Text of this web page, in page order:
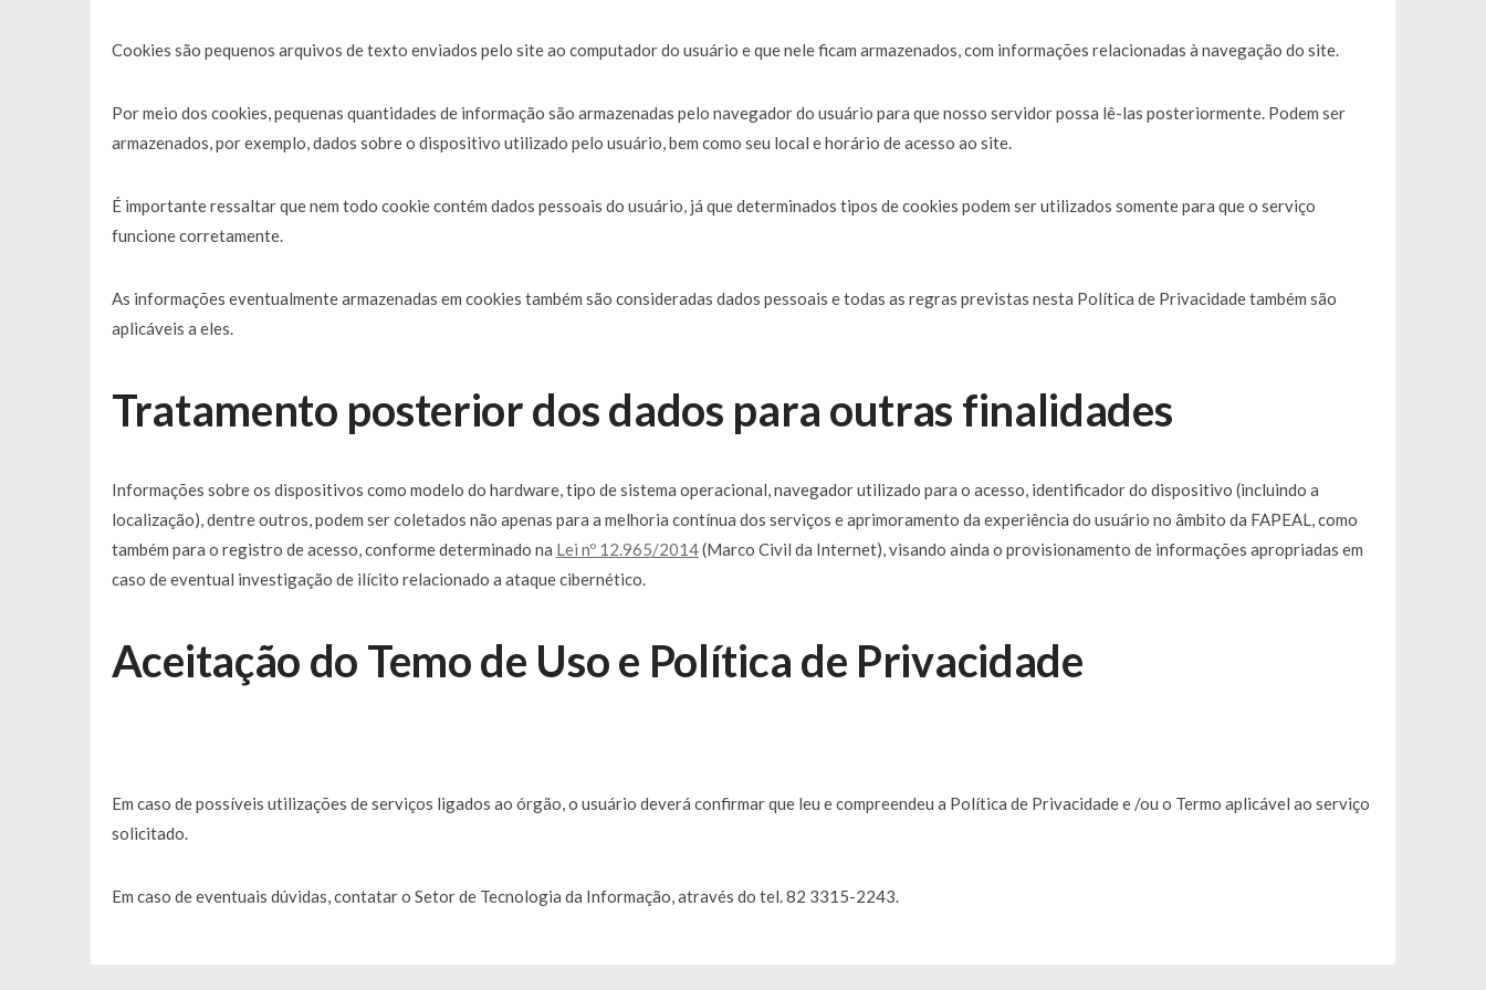
Cookies são pequenos arquivos de texto enviados pelo site ao computador do usuário e que nele ficam armazenados, com informações relacionadas à navegação do site.
Por meio dos cookies, pequenas quantidades de informação são armazenadas pelo navegador do usuário para que nosso servidor possa lê-las posteriormente. Podem ser
armazenados, por exemplo, dados sobre o dispositivo utilizado pelo usuário, bem como seu local e horário de acesso ao site.
É importante ressaltar que nem todo cookiecontém dados pessoais do usuário, já que determinados tipos decookies podem ser utilizados somente para que o serviço
funcione corretamente.
As informações eventualmente armazenadas em cookies também são consideradas dados pessoais e todas as regras previstas nesta Política de Privacidade também são
aplicáveis a eles.
Tratamento posterior dos dados para outras finalidades
Informações sobre os dispositivos como modelo do hardware, tipo de sistema operacional, navegador utilizado para o acesso, identificador do dispositivo (incluindo a
localização), dentre outros, podem ser coletados não apenas para a melhoria contínua dos serviços e aprimoramento da experiência do usuário no âmbito da FAPEAL, como
também para o registro de acesso, conforme determinado na Lei nº 12.965/2014(Marco Civil da Internet), visando ainda o provisionamento de informações apropriadas em
caso de eventual investigação de ilícito relacionado a ataque cibernético.
Aceitação do Temo de Uso e Política de Privacidade
Em caso de possíveis utilizações de serviços ligados ao órgão, o usuário deverá confirmar que leu e compreendeu a Política de Privacidade e /ou o Termo aplicável ao serviço
solicitado.
Em caso de eventuais dúvidas, contatar o Setor de Tecnologia da Informação, através do tel. 82 3315-2243.